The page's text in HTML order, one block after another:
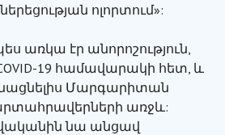
ոլորտում»:
առկա էր անորոշություն,
19 համավարակի հետ, և
Մարգարիտան
առջև:
նա անցավ